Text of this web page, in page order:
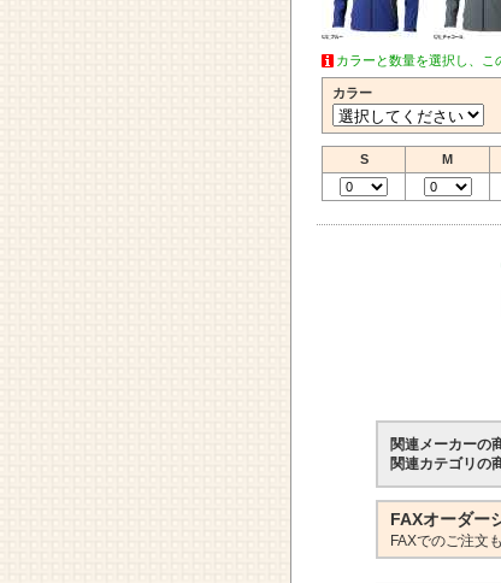
カラーと数量を選択し、こ
カラー
S M
関連メーカーの
関連カテゴリの
FAXオーダー
FAXでのご注文